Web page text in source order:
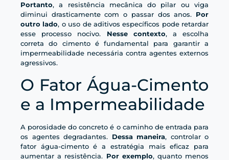
Portanto, a resistência mecânica do pilar ou viga
diminui drasticamente com o passar dos anos. Por
outro lado, o uso de aditivos específicos pode retardar
esse processo nocivo. Nesse contexto, a escolha
correta do cimento é fundamental para garantir a
impermeabilidade necessária contra agentes externos
agressivos.
O Fator Água-Cimento
e a Impermeabilidade
A porosidade do concreto é o caminho de entrada para
os agentes degradantes. Dessa maneira, controlar o
fator água-cimento é a estratégia mais eficaz para
aumentar a resistência. Por exemplo, quanto menos